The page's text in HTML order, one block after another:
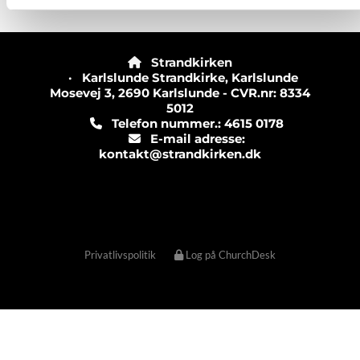

Strandkirken
· Karlslunde Strandkirke, Karlslunde
Mosevej 3, 2690 Karlslunde - CVR.nr: 8334
5012
Telefon nummer.: 4615 0178
E-mail adresse:
kontakt@strandkirken.dk
Privatlivspolitik Log på ChurchDesk